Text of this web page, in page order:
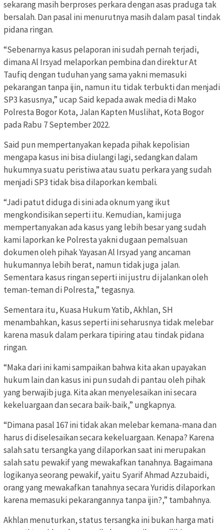
sekarang masih berproses perkara dengan asas praduga tak
bersalah. Dan pasal ini menurutnya masih dalam pasal tindak
pidana ringan.
“Sebenarnya kasus pelaporan ini sudah pernah terjadi,
dimana Al Irsyad melaporkan pembina dan direktur At
Taufiq dengan tuduhan yang sama yakni memasuki
pekarangan tanpa ijin, namun itu tidak terbukti dan menjadi
SP3 kasusnya,” ucap Said kepada awak media di Mako
Polresta Bogor Kota, Jalan Kapten Muslihat, Kota Bogor
pada Rabu 7 September 2022.
Said pun mempertanyakan kepada pihak kepolisian
mengapa kasus ini bisa diulangi lagi, sedangkan dalam
hukumnya suatu peristiwa atau suatu perkara yang sudah
menjadi SP3 tidak bisa dilaporkan kembali.
“Jadi patut diduga di sini ada oknum yang ikut
mengkondisikan seperti itu. Kemudian, kami juga
mempertanyakan ada kasus yang lebih besar yang sudah
kami laporkan ke Polresta yakni dugaan pemalsuan
dokumen oleh pihak Yayasan Al Irsyad yang ancaman
hukumannya lebih berat, namun tidak juga jalan.
Sementara kasus ringan seperti ini justru di jalankan oleh
teman-teman di Polresta,” tegasnya.
Sementara itu, Kuasa Hukum Yatib, Akhlan, SH
menambahkan, kasus seperti ini seharusnya tidak melebar
karena masuk dalam perkara tipiring atau tindak pidana
ringan.
“Maka dari ini kami sampaikan bahwa kita akan upayakan
hukum lain dan kasus ini pun sudah di pantau oleh pihak
yang berwajib juga. Kita akan menyelesaikan ini secara
kekeluargaan dan secara baik-baik,” ungkapnya.
“Dimana pasal 167 ini tidak akan melebar kemana-mana dan
harus di diselesaikan secara kekeluargaan. Kenapa? Karena
salah satu tersangka yang dilaporkan saat ini merupakan
salah satu pewakif yang mewakafkan tanahnya. Bagaimana
logikanya seorang pewakif, yaitu Syarif Ahmad Azzubaidi,
orang yang mewakafkan tanahnya secara Yuridis dilaporkan
karena memasuki pekarangannya tanpa ijin?,” tambahnya.
Akhlan menuturkan, status tersangka ini bukan harga mati